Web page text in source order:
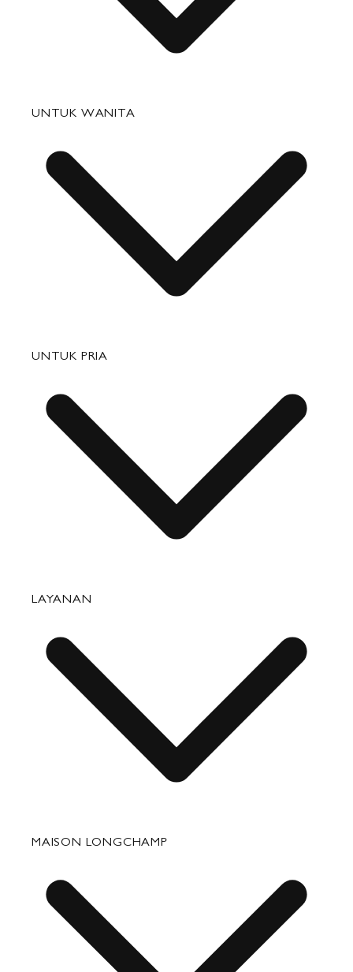
Pengiriman
Pengembalian & Penukaran
UNTUK WANITA
Perjalanan
Aksesori
UNTUK PRIA
Perjalanan
Aksesori
LAYANAN
Bagian Hubungan Media Kontak
Hubungi
MAISON LONGCHAMP